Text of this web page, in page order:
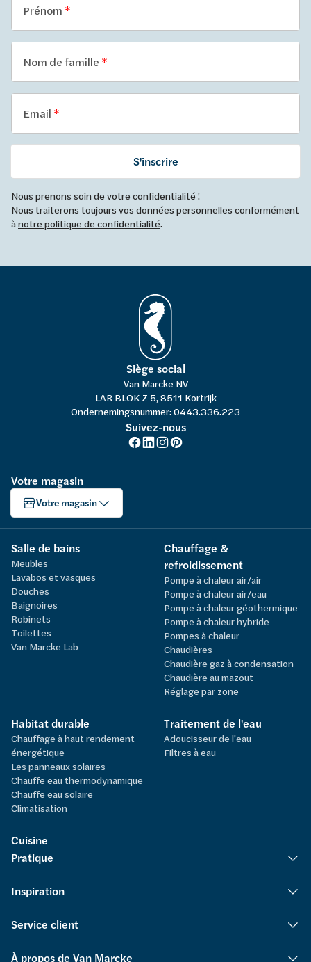
Prénom
Nom de famille
Email
S'inscrire
Nous prenons soin de votre confidentialité !
Nous traiterons toujours vos données personnelles conformément
ànotre politique de confidentialité.
Siège social
Van Marcke NV
LAR BLOK Z 5, 8511 Kortrijk
Ondernemingsnummer: 0443.336.223
Suivez-nous
Votre magasin
Votre magasin
Salle de bains
Meubles
Lavabos et vasques
Douches
Baignoires
Robinets
Toilettes
Van Marcke Lab
Chauffage &
refroidissement
Pompe à chaleur air/air
Pompe à chaleur air/eau
Pompe à chaleur géothermique
Pompe à chaleur hybride
Pompes à chaleur
Chaudières
Chaudière gaz à condensation
Chaudière au mazout
Réglage par zone
Habitat durable
Chauffage à haut rendement
énergétique
Les panneaux solaires
Chauffe eau thermodynamique
Chauffe eau solaire
Climatisation
Traitement de l'eau
Adoucisseur de l'eau
Filtres à eau
Cuisine
Pratique
Inspiration
Service client
À propos de Van Marcke